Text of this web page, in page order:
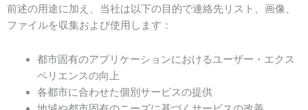
前述の用途に加え、当社は以下の目的で連絡先リスト、画像、
ファイルを収集および使用します：
都市固有のアプリケーションにおけるユーザー・エクス
ペリエンスの向上
各都市に合わせた個別サービスの提供